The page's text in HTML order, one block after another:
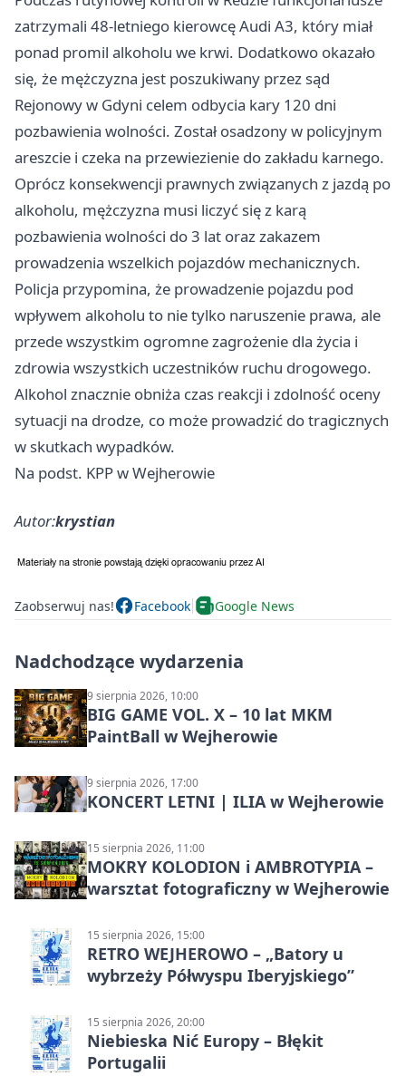
zatrzymali 48-letniego kierowcę Audi A3, który miał
ponad promil alkoholu we krwi. Dodatkowo okazało
się, że mężczyzna jest poszukiwany przez sąd
Rejonowy w Gdyni celem odbycia kary 120 dni
pozbawienia wolności. Został osadzony w policyjnym
areszcie i czeka na przewiezienie do zakładu karnego.
Oprócz konsekwencji prawnych związanych z jazdą po
alkoholu, mężczyzna musi liczyć się z karą
pozbawienia wolności do 3 lat oraz zakazem
prowadzenia wszelkich pojazdów mechanicznych.
Policja przypomina, że prowadzenie pojazdu pod
wpływem alkoholu to nie tylko naruszenie prawa, ale
przede wszystkim ogromne zagrożenie dla życia i
zdrowia wszystkich uczestników ruchu drogowego.
Alkohol znacznie obniża czas reakcji i zdolność oceny
sytuacji na drodze, co może prowadzić do tragicznych
w skutkach wypadków.
Na podst. KPP w Wejherowie
Autor:krystian
Zaobserwuj nas! Facebook Google News
Nadchodzące wydarzenia
9 sierpnia 2026, 10:00
BIG GAME VOL. X – 10 lat MKM
PaintBall w Wejherowie
9 sierpnia 2026, 17:00
KONCERT LETNI | ILIA w Wejherowie
15 sierpnia 2026, 11:00
MOKRY KOLODION i AMBROTYPIA –
warsztat fotograficzny w Wejherowie
15 sierpnia 2026, 15:00
RETRO WEJHEROWO – „Batory u
wybrzeży Półwyspu Iberyjskiego”
15 sierpnia 2026, 20:00
Niebieska Nić Europy – Błękit
Portugalii